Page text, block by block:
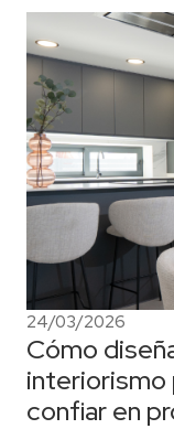
24/03/2026
Cómo
interiorismo
confiar en